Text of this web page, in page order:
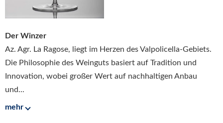
Der Winzer
Az. Agr. La Ragose, liegt im Herzen des Valpolicella-Gebiets.
Die Philosophie des Weinguts basiert auf Tradition und
Innovation, wobei großer Wert auf nachhaltigen Anbau
und...
mehr